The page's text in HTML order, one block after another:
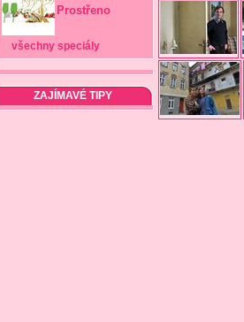
Prostřeno
všechny speciály
ZAJÍMAVÉ TIPY